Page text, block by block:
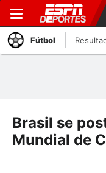
Fútbol
Brasil se
Mundial de